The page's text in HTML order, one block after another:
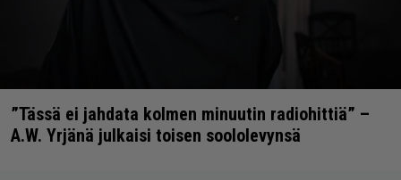
”Tässä ei jahdata kolmen minuutin radiohittiä” –
A.W. Yrjänä julkaisi toisen soololevynsä